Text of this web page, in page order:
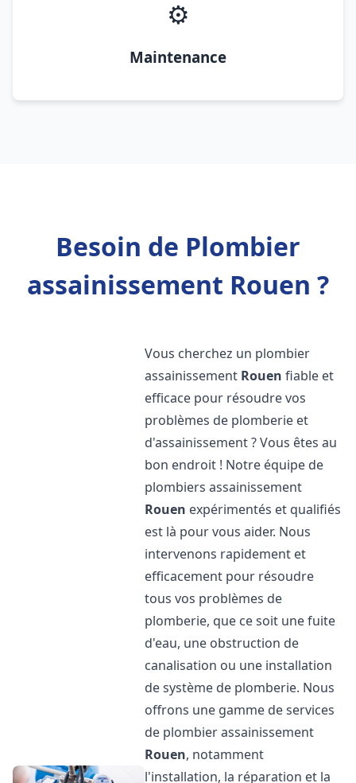
⚙️
Maintenance
Besoin de Plombier
assainissement Rouen ?
Vous cherchez un plombier
assainissement Rouen fiable et
efficace pour résoudre vos
problèmes de plomberie et
d'assainissement ? Vous êtes au
bon endroit ! Notre équipe de
plombiers assainissement
Rouen expérimentés et qualifiés
est là pour vous aider. Nous
intervenons rapidement et
efficacement pour résoudre
tous vos problèmes de
plomberie, que ce soit une fuite
d'eau, une obstruction de
canalisation ou une installation
de système de plomberie. Nous
offrons une gamme de services
de plombier assainissement
Rouen, notamment
l'installation, la réparation et la